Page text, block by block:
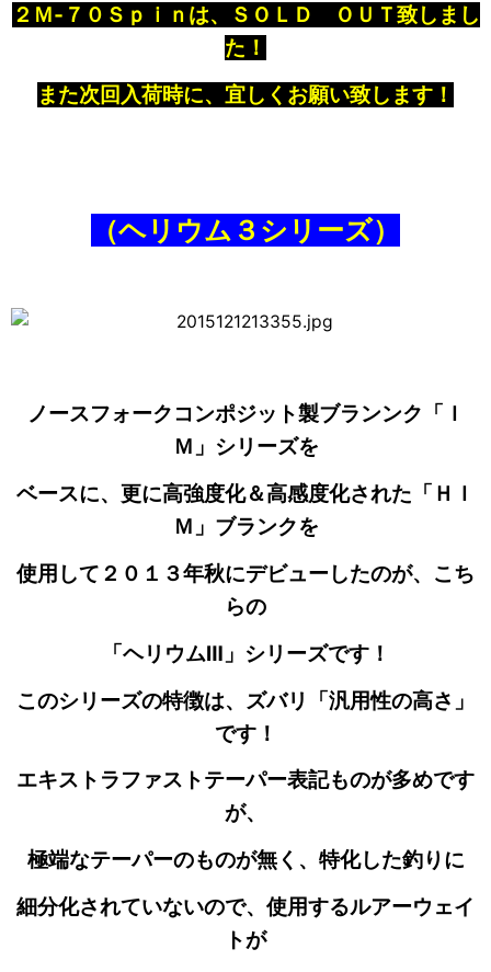
２Ｍ‐７０Ｓｐｉｎは、ＳＯＬＤ ＯＵＴ致しまし
た！
また次回入荷時に、宜しくお願い致します！
（ヘリウム３シリーズ）
ノースフォークコンポジット製ブランンク「Ｉ
Ｍ」シリーズを
ベースに、更に高強度化＆高感度化された「ＨＩ
Ｍ」ブランクを
使用して２０１３年秋にデビューしたのが、こち
らの
「ヘリウムⅢ」シリーズです！
このシリーズの特徴は、ズバリ「汎用性の高さ」
です！
エキストラファストテーパー表記ものが多めです
が、
極端なテーパーのものが無く、特化した釣りに
細分化されていないので、使用するルアーウェイ
トが